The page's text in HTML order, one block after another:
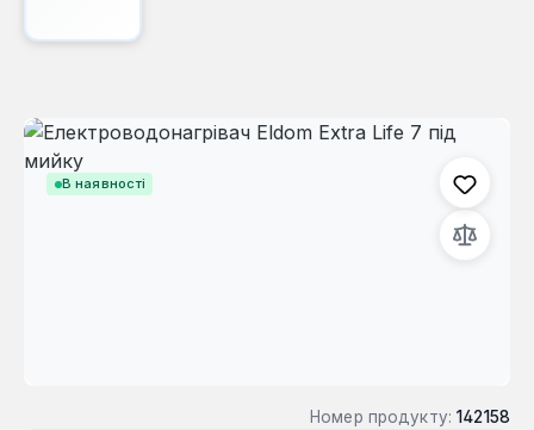
В наявності
Пропустити галерею зображень
Номер продукту: 142158